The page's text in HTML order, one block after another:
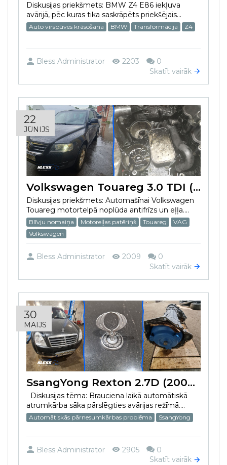
Diskusijas priekšmets: BMW Z4 E86 iekļuva
avārijā, pēc kuras tika saskrāpēts priekšējais...
Auto virsbūves krāsošana BMW Transformācija Z4
Bless Administrator 2203
0
Skatīt vairāk
22
JŪNIJS
Volkswagen Touareg 3.0 TDI (2006) palielināja eļļas un antifrīzu patēriņu
Diskusijas priekšmets: Automašīnai Volkswagen
Touareg motortelpā noplūda antifrīzs un eļļa....
Blīvju nomaiņa Motoreļļas patēriņš Touareg
VAG
Volkswagen
Bless Administrator 2009
0
Skatīt vairāk
30
MAIJS
SsangYong Rexton 2.7D (2007) automātiskās pārnesumkārbas problēma
Diskusijas tēma: Brauciena laikā аutomātiskā
atrumkārba sāka pārslēgties avārijas režīmā....
Automātiskās pārnesumkārbas problēma SsangYong
Bless Administrator 2905
0
Skatīt vairāk